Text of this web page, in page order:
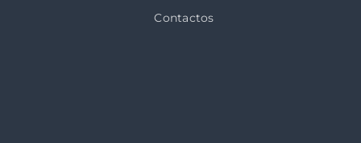
Contactos